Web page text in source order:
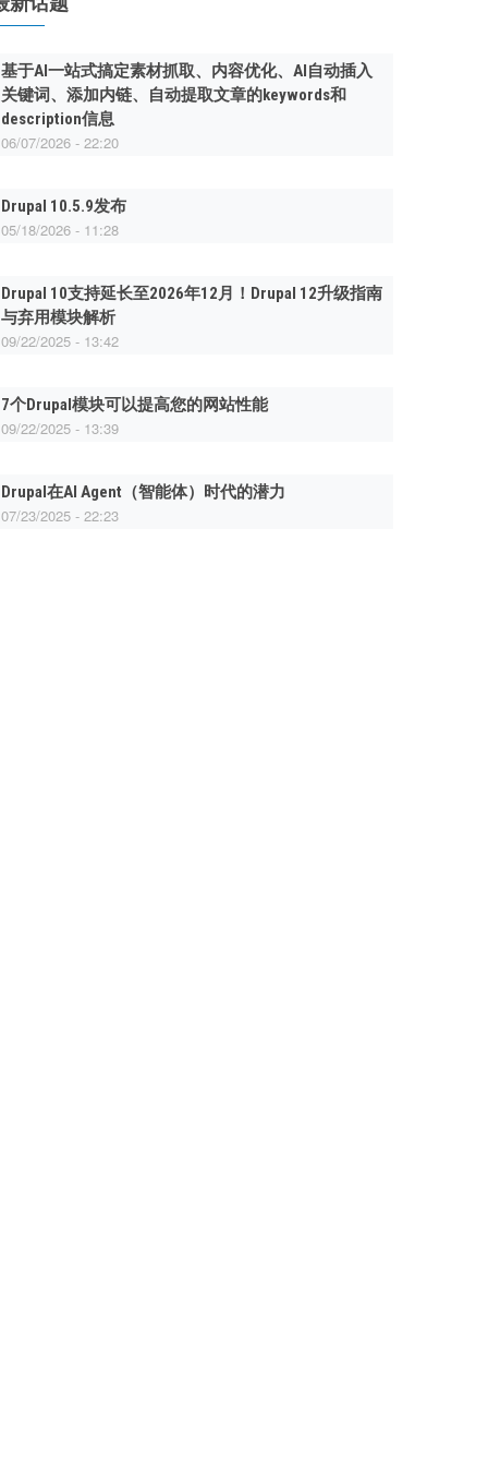
基于AI一站式搞定素材抓取、内容优化、AI自动插入
关键词、添加内链、自动提取文章的keywords和
description信息
06/07/2026 - 22:20
Drupal 10.5.9发布
05/18/2026 - 11:28
Drupal 10支持延长至2026年12月！Drupal 12升级指南
与弃用模块解析
09/22/2025 - 13:42
7个Drupal模块可以提高您的网站性能
09/22/2025 - 13:39
Drupal在AI Agent（智能体）时代的潜力
07/23/2025 - 22:23